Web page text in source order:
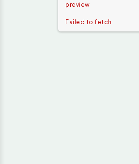
preview
Failed to fetch